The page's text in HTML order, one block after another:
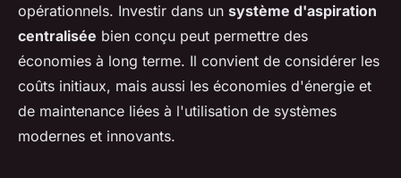
opérationnels. Investir dans un système d'aspiration
centralisée bien conçu peut permettre des
économies à long terme. Il convient de considérer les
coûts initiaux, mais aussi les économies d'énergie et
de maintenance liées à l'utilisation de systèmes
modernes et innovants.